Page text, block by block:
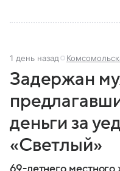
1 день назад
Задержан
деньги за
«Светлый»